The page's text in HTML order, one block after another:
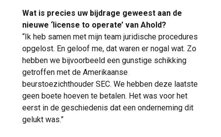
Wat is precies uw bijdrage geweest aan de
nieuwe ‘license to operate’ van Ahold?
“Ik heb samen met mijn team juridische procedures
opgelost. En geloof me, dat waren er nogal wat. Zo
hebben we bijvoorbeeld een gunstige schikking
getroffen met de Amerikaanse
beurstoezichthouder SEC. We hebben deze laatste
geen boete hoeven te betalen. Het was voor het
eerst in de geschiedenis dat een onderneming dit
gelukt was.”